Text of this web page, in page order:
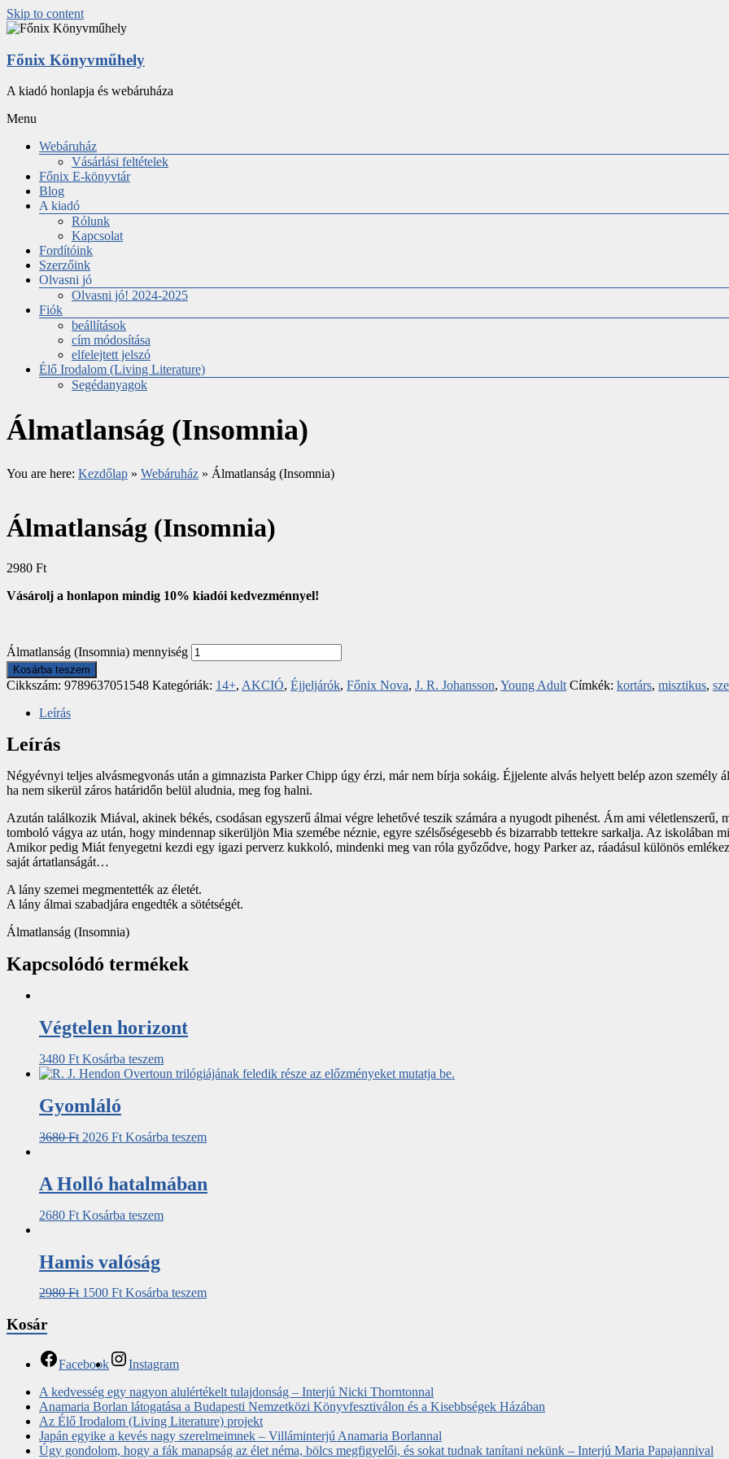
Skip to content
Főnix Könyvműhely
A kiadó honlapja és webáruháza
Menu
Webáruház
Vásárlási feltételek
Főnix E-könyvtár
Blog
A kiadó
Rólunk
Kapcsolat
Fordítóink
Szerzőink
Olvasni jó
Olvasni jó! 2024-2025
Fiók
beállítások
cím módosítása
elfelejtett jelszó
Élő Irodalom (Living Literature)
Segédanyagok
Álmatlanság (Insomnia)
You are here: Kezdőlap » Webáruház » Álmatlanság (Insomnia)
Álmatlanság (Insomnia)
2980 Ft
Vásárolj a honlapon mindig 10% kiadói kedvezménnyel!
Álmatlanság (Insomnia) mennyiség
Kosárba teszem
Cikkszám: 9789637051548 Kategóriák: 14+, AKCIÓ, Éjjeljárók, Főnix Nova, J. R. Johansson, Young Adult Címkék: kortárs, misztikus,
Leírás
Leírás
Négyévnyi teljes alvásmegvonás után a gimnazista Parker Chipp úgy érzi, már nem bírja sokáig. Éjjelente alvás helyett belép azon személy
ha nem sikerül záros határidőn belül aludnia, meg fog halni.
Azután találkozik Miával, akinek békés, csodásan egyszerű álmai végre lehetővé teszik számára a nyugodt pihenést. Ám ami
tomboló vágya az után, hogy mindennap sikerüljön Mia szemébe néznie, egyre szélsőségesebb és bizarrabb tettekre sarkalja. Az iskolában
Amikor pedig Miát fenyegetni kezdi egy igazi perverz kukkoló, mindenki meg van róla győződve, hogy Parker az, ráadásul különös
saját ártatlanságát…
A lány szemei megmentették az életét.
A lány álmai szabadjára engedték a sötétségét.
Álmatlanság (Insomnia)
Kapcsolódó termékek
Végtelen horizont
3480 Ft Kosárba teszem
Gyomláló
3680Ft 2026 Ft Kosárba teszem
A Holló hatalmában
2680 Ft Kosárba teszem
Hamis ​valóság
2980Ft 1500 Ft Kosárba teszem
Kosár
Facebook
Instagram
A kedvesség egy nagyon alulértékelt tulajdonság – Interjú Nicki Thorntonnal
Anamaria Borlan látogatása a Budapesti Nemzetközi Könyvfesztiválon és a Kisebbségek Házában
Az Élő Irodalom (Living Literature) projekt
Japán egyike a kevés nagy szerelmeimnek – Villáminterjú Anamaria Borlannal
Úgy gondolom, hogy a fák manapság az élet néma, bölcs megfigyelői, és sokat tudnak tanítani nekünk – Interjú Maria Papajannival